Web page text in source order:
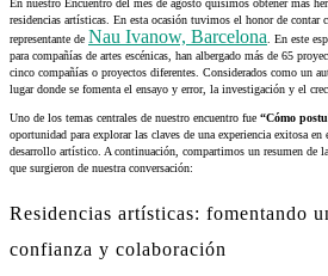
En nuestro Encuentro del mes de agosto quisimos obtener más
residencias artísticas. En esta ocasión tuvimos el honor de contar
representante de Nau Ivanow, Barcelona . En este
para compañías de artes escénicas, han albergado más de 65
cinco compañías o proyectos diferentes. Considerados como un
lugar donde se fomenta el ensayo y error, la investigación y el
Uno de los temas centrales de nuestro encuentro fue “Cómo
oportunidad para explorar las claves de una experiencia exitosa
desarrollo artístico. A continuación, compartimos un resumen de
que surgieron de nuestra conversación:
Residencias artísticas: fomentando
confianza y colaboración